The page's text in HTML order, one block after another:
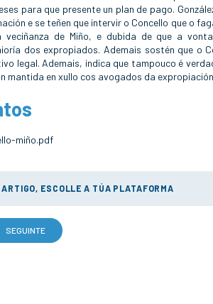
para que presente un plan de pago.
e se teñen que intervir o Concello que o
de Miño, e dubida de que a
dos expropiados. Ademais sostén que o
legal. Ademais, indica que tampouco é
mantida en xullo cos avogados da
miño.pdf
ESCOLLE A TÚA PLATAFORMA
SEGUINTE